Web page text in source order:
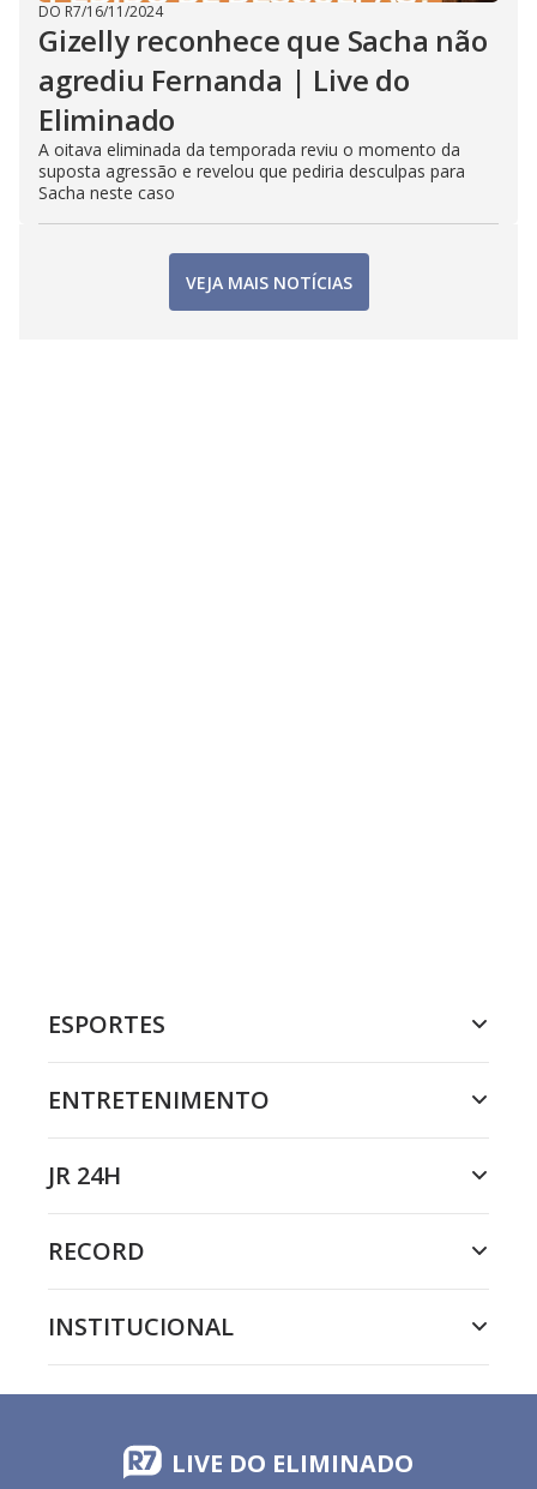
DO R7/16/11/2024
Gizelly reconhece que Sacha não
agrediu Fernanda | Live do
Eliminado
A oitava eliminada da temporada reviu o momento da
suposta agressão e revelou que pediria desculpas para
Sacha neste caso
VEJA MAIS NOTÍCIAS
ESPORTES
ENTRETENIMENTO
JR 24H
RECORD
INSTITUCIONAL
LIVE DO ELIMINADO